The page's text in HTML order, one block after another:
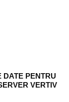
DATE PENTRU
VERTIV